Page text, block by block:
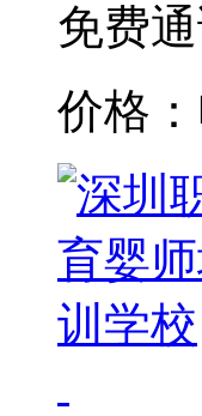
免费
价格